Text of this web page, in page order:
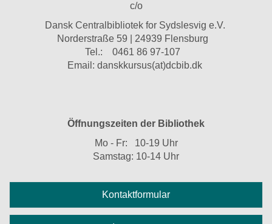
c/o
Dansk Centralbibliotek for Sydslesvig e.V.
Norderstraße 59 | 24939 Flensburg
Tel.: 0461 86 97-107
Email: danskkursus(at)dcbib.dk
Öffnungszeiten der Bibliothek
Mo - Fr: 10-19 Uhr
Samstag: 10-14 Uhr
Kontaktformular